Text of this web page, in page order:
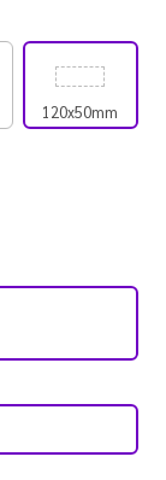
120x50mm